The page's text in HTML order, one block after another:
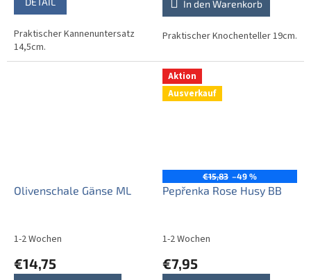
Praktischer Kannenuntersatz
14,5cm.
In den Warenkorb
Praktischer Knochenteller 19cm.
Olivenschale Gänse ML
1-2 Wochen
€14,75
Aktion
Ausverkauf
€15,83 –49 %
Pepřenka Rose Husy BB
1-2 Wochen
€7,95